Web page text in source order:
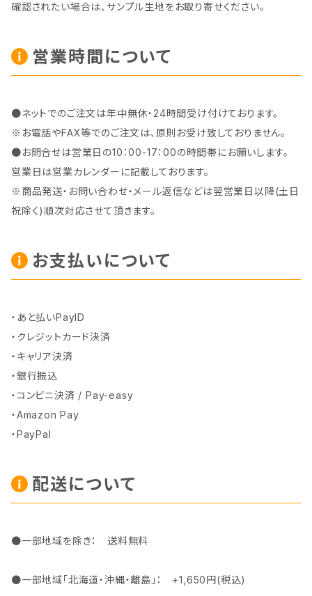
確認されたい場合は、サンプル生地をお取り寄せください。
営業時間について
●ネットでのご注文は年中無休・24時間受け付けております。
※お電話やFAX等でのご注文は、原則お受け致しておりません。
●お問合せは営業日の10：00-17：00の時間帯にお願いします。
営業日は営業カレンダーに記載しております。
※商品発送・お問い合わせ・メール返信などは翌営業日以降(土日
祝除く)順次対応させて頂きます。
お支払いについて
・あと払いPayID
・クレジットカード決済
・キャリア決済
・銀行振込
・コンビニ決済 / Pay-easy
・Amazon Pay
・PayPal
配送について
●一部地域を除き： 送料無料
●一部地域「北海道・沖縄・離島」： +1,650円(税込)